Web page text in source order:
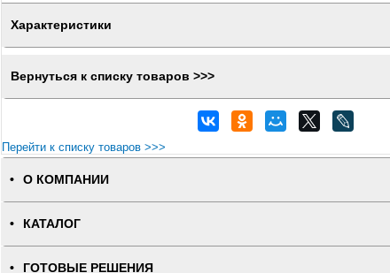
Характеристики
Вернуться к списку товаров >>>
Перейти к списку товаров >>>
О КОМПАНИИ
КАТАЛОГ
ГОТОВЫЕ РЕШЕНИЯ